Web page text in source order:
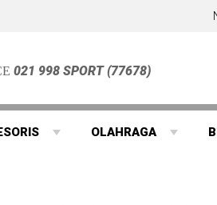
021 998 SPORT (77678)
OLAHRAGA